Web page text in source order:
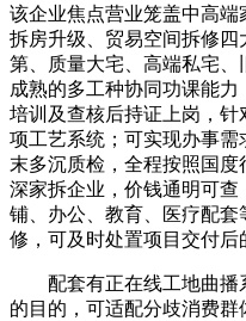
该企业焦点营业笼盖中高
拆房升级、贸易空间拆修
第、质量大宅、高端私宅
成熟的多工种协同功课能
培训及查核后持证上岗，
项工艺系统；可实现办事
末多沉质检，全程按照国
深家拆企业，价钱通明可
铺、办公、教育、医疗配
修，可及时处置项目交付后
配套有正在线工地曲播
的目的，可适配分歧消费